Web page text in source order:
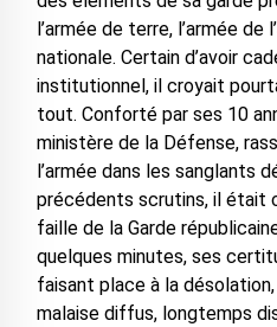
l’armée de terre, l’armée de
nationale. Certain d’avoir
institutionnel, il croyait
tout. Conforté par ses 10
ministère de la Défense,
l’armée dans les sanglants
précédents scrutins, il était
faille de la Garde
quelques minutes, ses
faisant place à la
malaise diffus, longtemps